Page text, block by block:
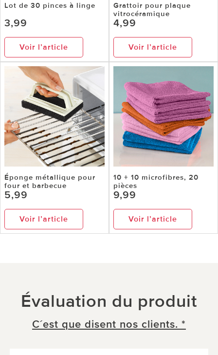
Lot de 30 pinces à linge
3,99
Voir l’article
Grattoir pour plaque
vitrocéramique
4,99
Voir l’article
Éponge métallique pour
four et barbecue
5,99
Voir l’article
10 + 10 microfibres, 20
pièces
9,99
Voir l’article
Évaluation du produit
C´est que disent nos clients. *